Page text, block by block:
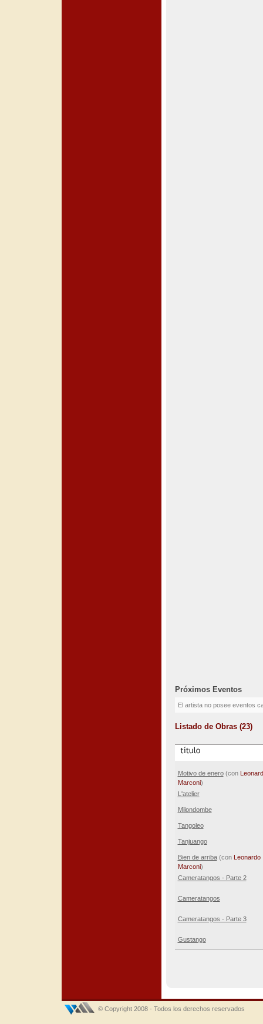
Próximos Eventos
El artista no posee eventos
Listado de Obras (23)
Motivo de enero(con
Marconi)
L'atelier
Milondombe
Tangoleo
Tanjuango
Bien de arriba(con Leonardo
Marconi)
Cameratangos - Parte 2
Cameratangos
Cameratangos - Parte 3
Gustango
© Copyright 2008 - Todos los derechos reservados